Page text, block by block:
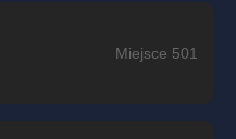
Miejsce 501